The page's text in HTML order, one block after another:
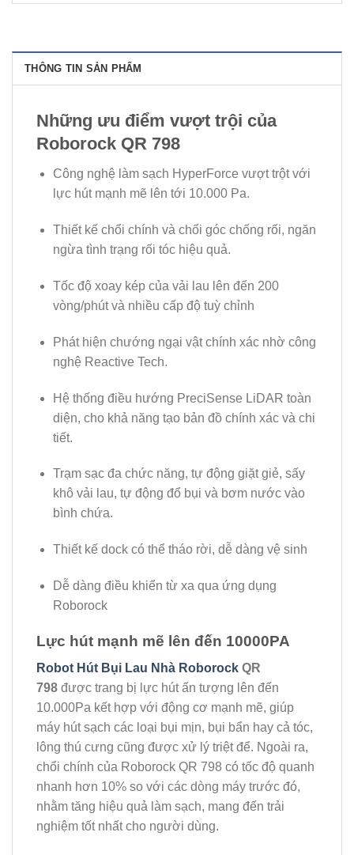
THÔNG TIN SẢN PHẨM
Những ưu điểm vượt trội của
Roborock QR 798
Công nghệ làm sạch HyperForce vượt trột với
lực hút mạnh mẽ lên tới 10.000 Pa.
Thiết kế chổi chính và chổi góc chống rối, ngăn
ngừa tình trạng rối tóc hiệu quả.
Tốc độ xoay kép của vải lau lên đến 200
vòng/phút và nhiều cấp độ tuỳ chỉnh
Phát hiện chướng ngại vật chính xác nhờ công
nghệ Reactive Tech.
Hệ thống điều hướng PreciSense LiDAR toàn
diện, cho khả năng tạo bản đồ chính xác và chi
tiết.
Trạm sạc đa chức năng, tự động giặt giẻ, sấy
khô vải lau, tự động đổ bụi và bơm nước vào
bình chứa.
Thiết kế dock có thể tháo rời, dễ dàng vệ sinh
Dễ dàng điều khiển từ xa qua ứng dụng
Roborock
Lực hút mạnh mẽ lên đến 10000PA
Robot Hút Bụi Lau Nhà Roborock QR
798 được trang bị lực hút ấn tượng lên đến
10.000Pa kết hợp với động cơ mạnh mẽ, giúp
máy hút sạch các loại bụi mịn, bụi bẩn hay cả tóc,
lông thú cưng cũng được xử lý triệt để. Ngoài ra,
chổi chính của Roborock QR 798 có tốc độ quanh
nhanh hơn 10% so với các dòng máy trước đó,
nhằm tăng hiệu quả làm sạch, mang đến trải
nghiệm tốt nhất cho người dùng.